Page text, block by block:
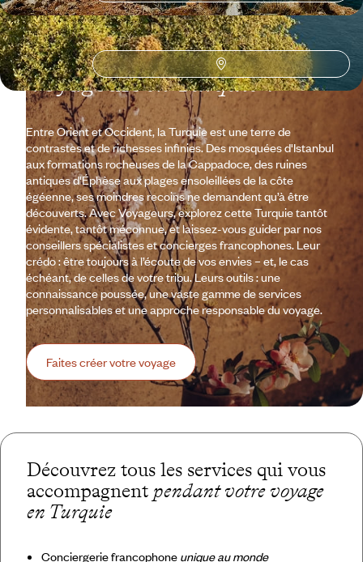
Pourquoi partir avec
Voyageursen Turquie?
Entre Orient et Occident, la Turquie est une terre de
contrastes et de richesses infinies. Des mosquées d'Istanbul
aux formations rocheuses de la Cappadoce, des ruines
antiques d'Éphèse aux plages ensoleillées de la côte
égéenne, ses moindres recoins ne demandent qu’à être
découverts. Avec Voyageurs, explorez cette Turquie tantôt
évidente, tantôt méconnue, et laissez-vous guider par nos
conseillers spécialistes et concierges francophones. Leur
crédo : être toujours à l’écoute de vos envies – et, le cas
échéant, de celles de votre tribu. Leurs outils : une
connaissance poussée, une vaste gamme de services
personnalisables et une approche responsable du voyage.
Faites créer votre voyage
Découvrez tous les services qui vous
accompagnent pendant votre voyage
en Turquie
Conciergerie francophone unique au monde